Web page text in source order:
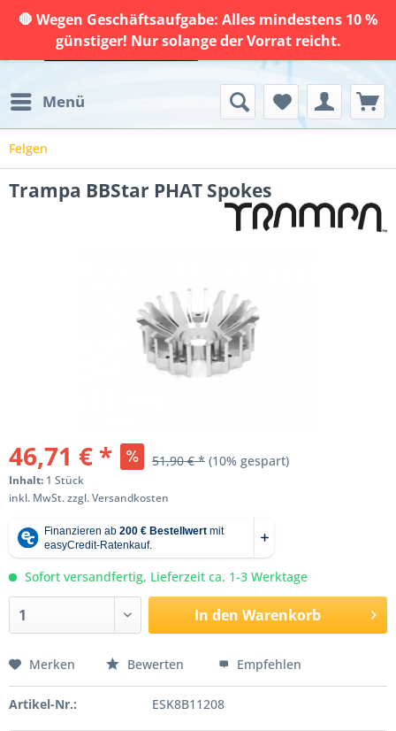
🛑 Wegen Geschäftsaufgabe: Alles mindestens 10 %
günstiger! Nur solange der Vorrat reicht.
Menü
Felgen
Trampa BBStar PHAT Spokes
46,71 € * 51,90 € * (10% gespart)
Inhalt: 1 Stück
inkl. MwSt.zzgl. Versandkosten
Sofort versandfertig, Lieferzeit ca. 1-3 Werktage
In den Warenkorb
Merken Bewerten Empfehlen
Artikel-Nr.: ESK8B11208